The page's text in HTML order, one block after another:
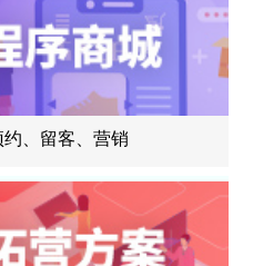
、留客、营销